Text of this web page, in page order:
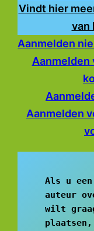
Vindt hier
van
Aanmelden
Aanmelden
Aanmelden
Als u
auteur
wilt